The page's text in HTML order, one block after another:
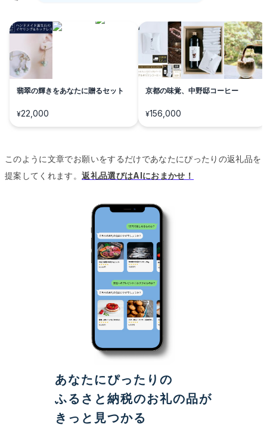
翡翠の輝きをあなたに贈るセット
¥22,000
京都の味覚、中野邸コーヒー
¥156,000
このように文章でお願いをするだけであなたにぴったりの返礼品を
提案してくれます。返礼品選びはAIにおまかせ！
あなたにぴったりの
ふるさと納税のお礼の品が
きっと見つかる